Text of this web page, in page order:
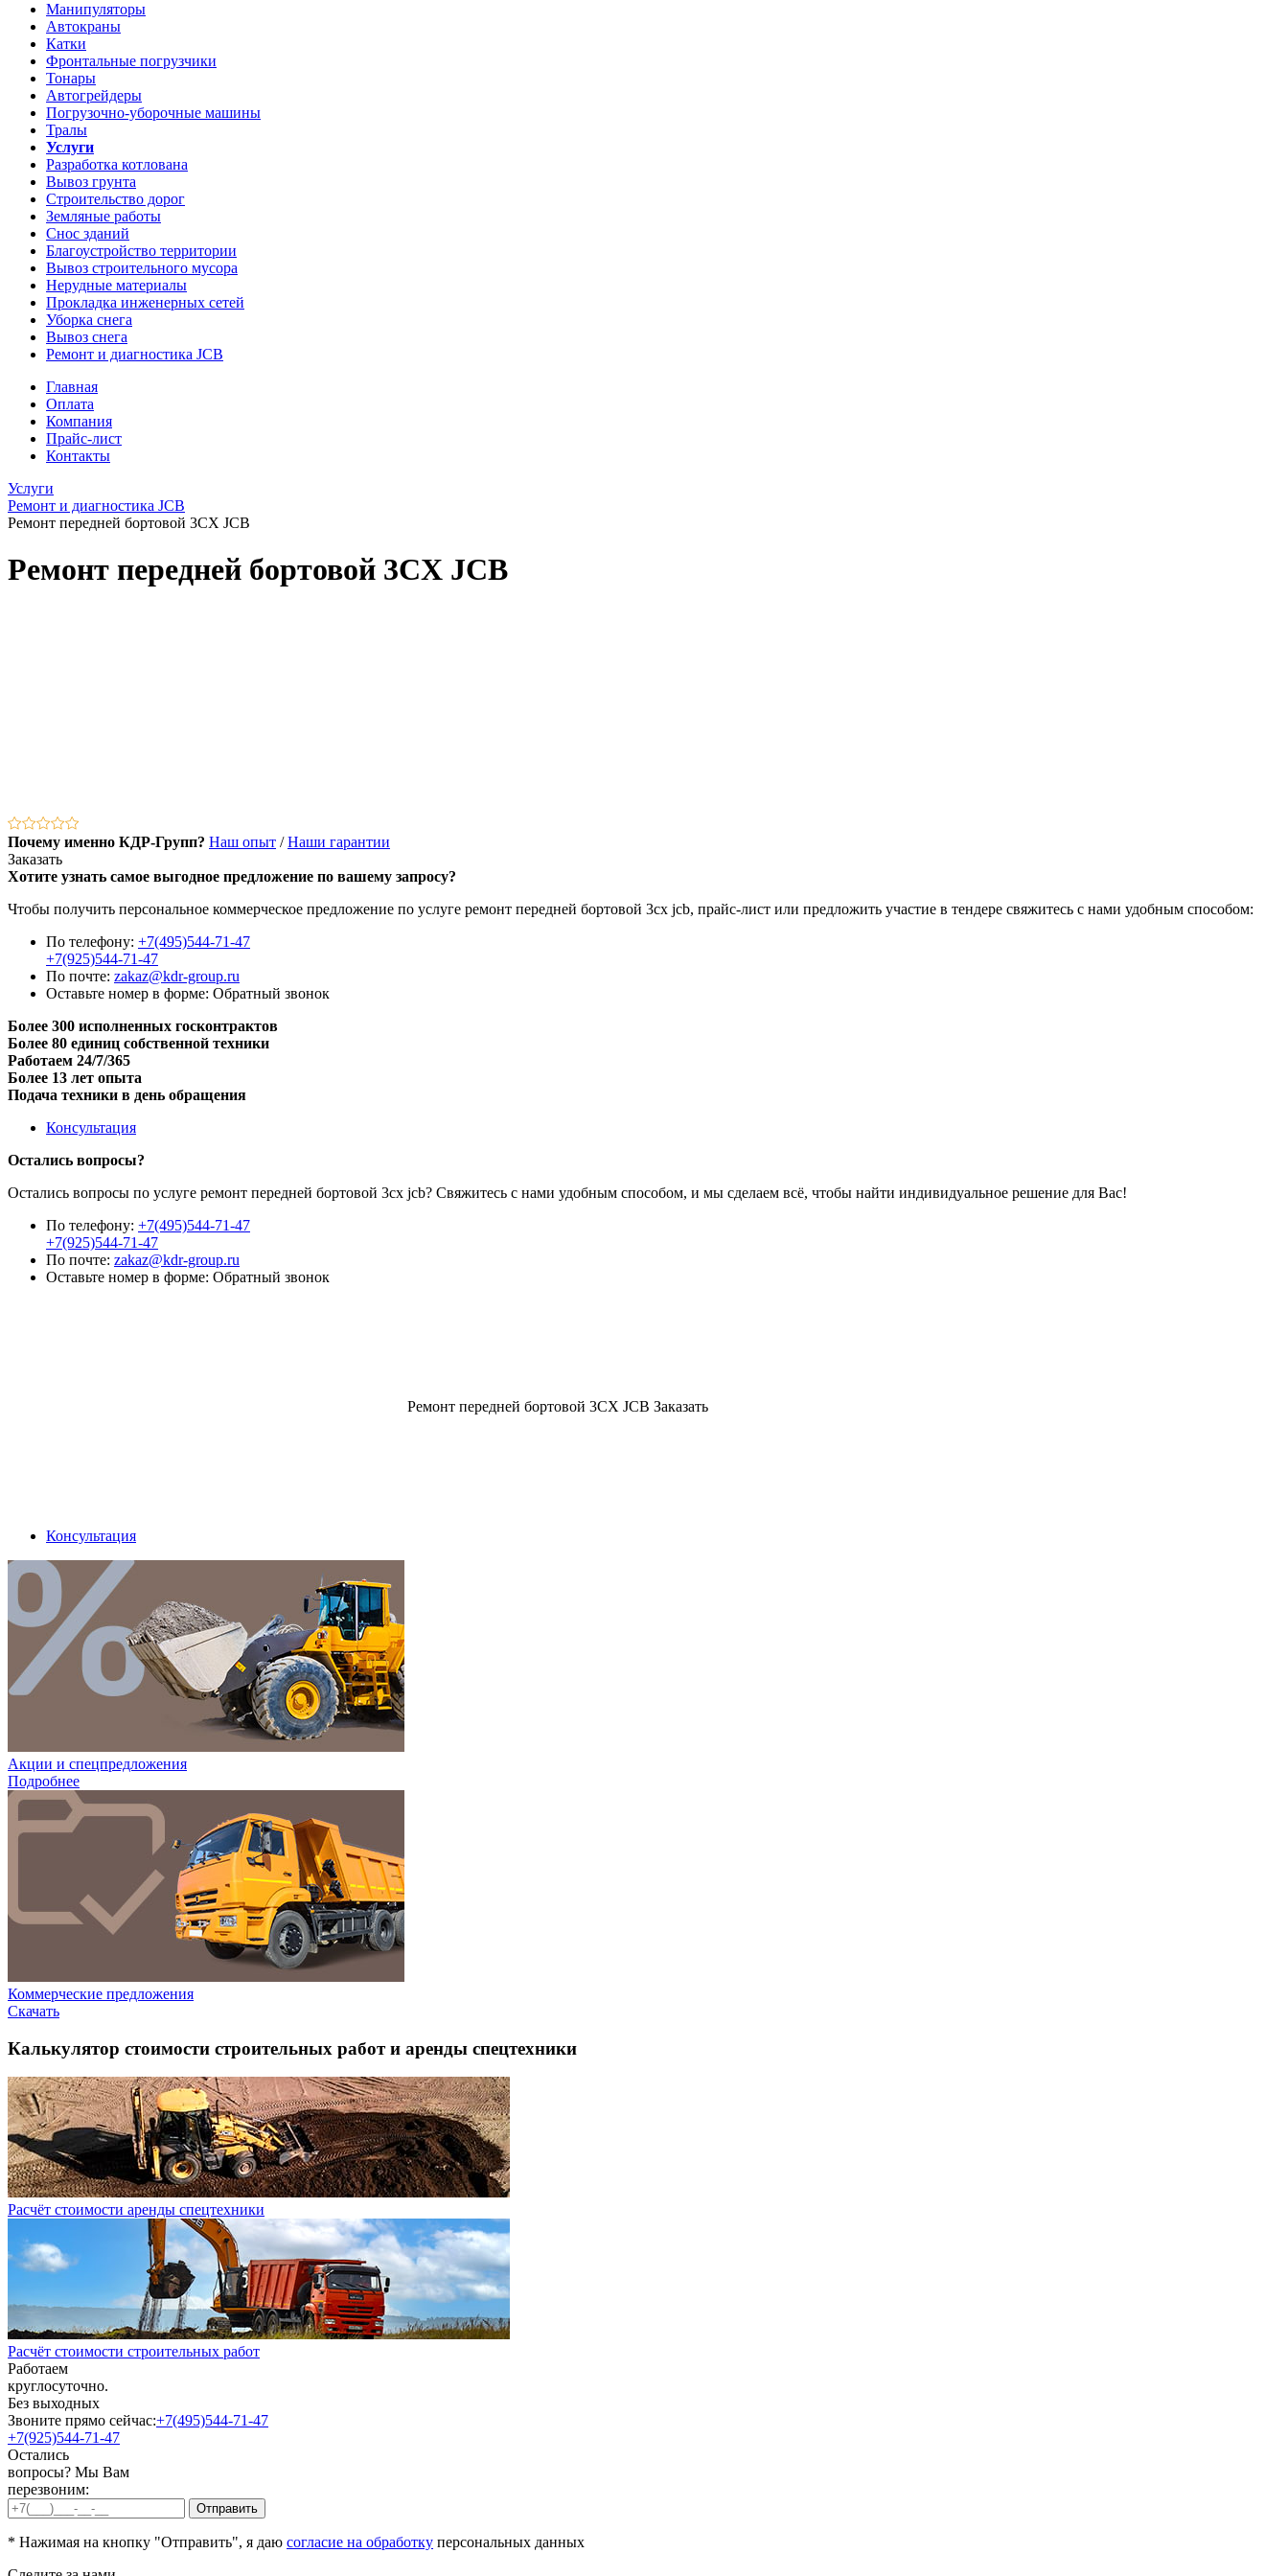
Манипуляторы
Автокраны
Катки
Фронтальные погрузчики
Тонары
Автогрейдеры
Погрузочно-уборочные машины
Тралы
Услуги
Разработка котлована
Вывоз грунта
Строительство дорог
Земляные работы
Снос зданий
Благоустройство территории
Вывоз строительного мусора
Нерудные материалы
Прокладка инженерных сетей
Уборка снега
Вывоз снега
Ремонт и диагностика JCB
Главная
Оплата
Компания
Прайс-лист
Контакты
Услуги
Ремонт и диагностика JCB
Ремонт передней бортовой 3CX JCB
Ремонт передней бортовой 3CX JCB
Почему именно КДР-Групп? Наш опыт /Наши гарантии
Заказать
Хотите узнать самое выгодное предложение по вашему запросу?
Чтобы получить персональное коммерческое предложение по услуге ремонт передней бортовой 3cx jcb, прайс-лист или предложить участие в тендере свяжитесь с нами удобным способом:
По телефону: +7(495)544-71-47
+7(925)544-71-47
По почте: zakaz@kdr-group.ru
Оставьте номер в форме: Обратный звонок
Более 300 исполненных госконтрактов
Более 80 единиц собственной техники
Работаем 24/7/365
Более 13 лет опыта
Подача техники в день обращения
Консультация
Остались вопросы?
Остались вопросы по услуге ремонт передней бортовой 3cx jcb? Свяжитесь с нами удобным способом, и мы сделаем всё, чтобы найти индивидуальное решение для Вас!
По телефону: +7(495)544-71-47
+7(925)544-71-47
По почте: zakaz@kdr-group.ru
Оставьте номер в форме: Обратный звонок
Ремонт передней бортовой 3CX JCB Заказать
Консультация
Акции и спецпредложения
Подробнее
Коммерческие предложения
Скачать
Калькулятор стоимости строительных работ и аренды спецтехники
Расчёт стоимости аренды спецтехники
Расчёт стоимости строительных работ
Работаем
круглосуточно.
Без выходных
Звоните прямо сейчас:+7(495)544-71-47
+7(925)544-71-47
Остались
вопросы? Мы Вам
перезвоним:
* Нажимая на кнопку "Отправить", я даю согласие на обработку персональных данных